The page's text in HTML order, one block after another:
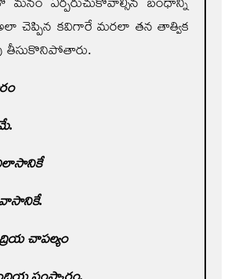
చెప్పిన కవిగారే మరలా తన తాత్విక
తీసుకొనిపోతారు.
చాపల్యం
సంస్కారం.